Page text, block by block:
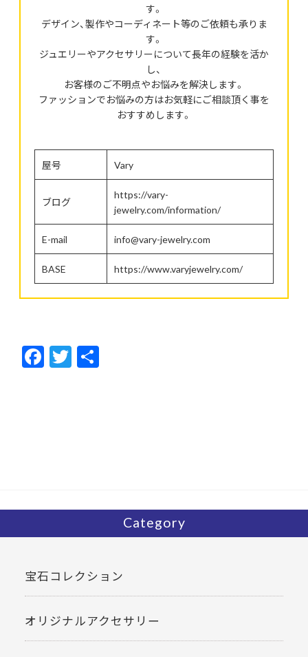
す。
デザイン、製作やコーディネート等のご依頼も承りま
す。
ジュエリーやアクセサリーについて長年の経験を活か
し、
お客様のご不明点やお悩みを解決します。
ファッションでお悩みの方はお気軽にご相談頂く事を
おすすめします。
屋号 Vary
ブログ
https://vary-
jewelry.com/information/
E-mail info@vary-jewelry.com
BASE https://www.varyjewelry.com/
F
ac
T
w
Category
宝石コレクション
オリジナルアクセサリー